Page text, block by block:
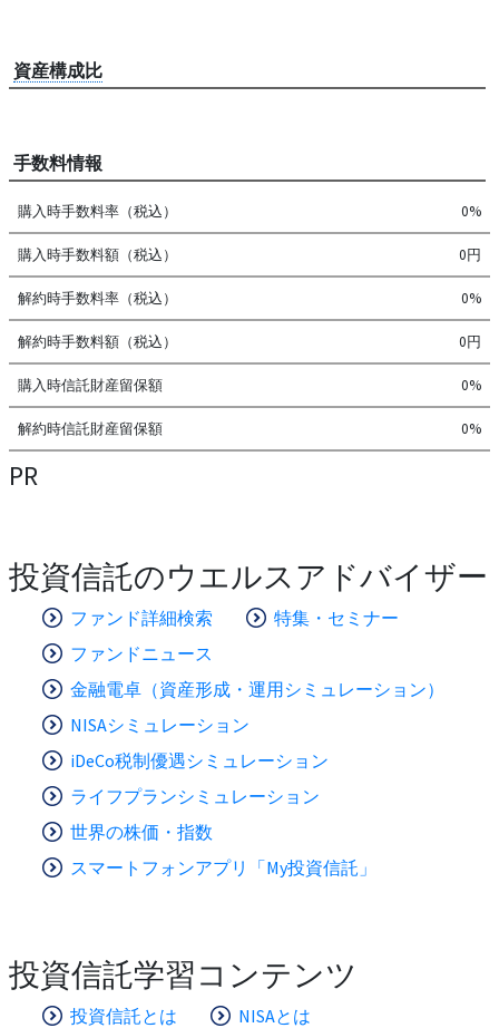
資産構成比
手数料情報
購入時手数料率（税込） 0%
購入時手数料額（税込） 0円
解約時手数料率（税込） 0%
解約時手数料額（税込） 0円
購入時信託財産留保額 0%
解約時信託財産留保額 0%
PR
投資信託のウエルスアドバイザー
ファンド詳細検索
特集・セミナー
ファンドニュース
金融電卓（資産形成・運用シミュレーション）
NISAシミュレーション
iDeCo税制優遇シミュレーション
ライフプランシミュレーション
世界の株価・指数
スマートフォンアプリ「My投資信託」
投資信託学習コンテンツ
投資信託とは NISAとは